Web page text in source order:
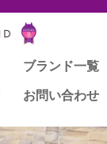
ブランド一覧
お問い合わせ